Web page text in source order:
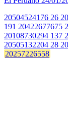
20504524176 26
191 20422677675
20108730294 137
20505132204 28
20257226558